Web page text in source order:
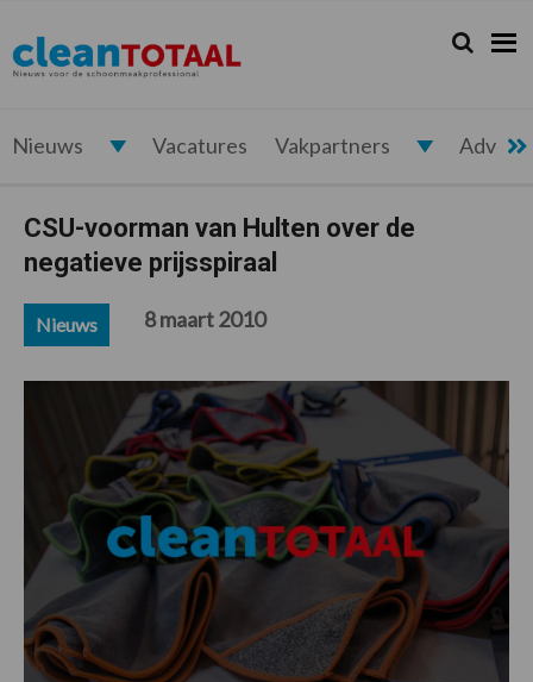
de
hoofdnavigatie
de
hoofd
de
eerste
de
voettekst
Cleantotaal.nl
Het
laatste
voor
schoonmaak
Zoeken...
Zoek
Nieuws Vacatures Vakpartners
CSU-voorman van Hulten over de
negatieve prijsspiraal
Nieuws 8 maart 2010